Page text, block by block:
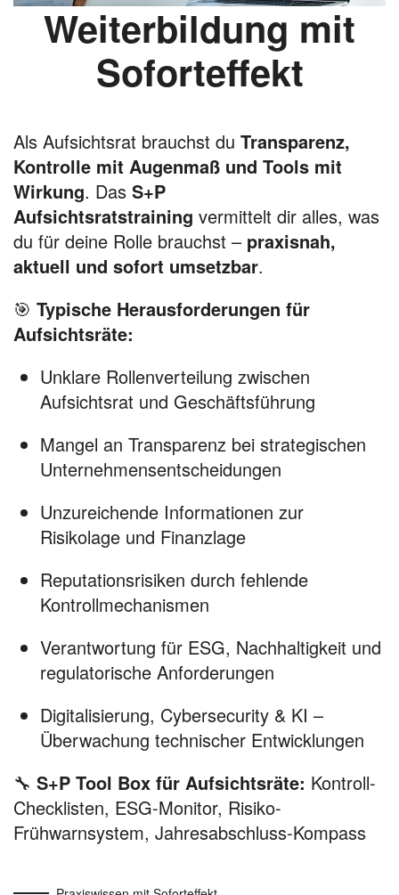
Weiterbildung mit
Soforteffekt
Als Aufsichtsrat brauchst du Transparenz,
Kontrolle mit Augenmaß und Tools mit
Wirkung. Das S+P
Aufsichtsratstraining vermittelt dir alles, was
du für deine Rolle brauchst – praxisnah,
aktuell und sofort umsetzbar.
🎯 Typische Herausforderungen für
Aufsichtsräte:
Unklare Rollenverteilung zwischen
Aufsichtsrat und Geschäftsführung
Mangel an Transparenz bei strategischen
Unternehmensentscheidungen
Unzureichende Informationen zur
Risikolage und Finanzlage
Reputationsrisiken durch fehlende
Kontrollmechanismen
Verantwortung für ESG, Nachhaltigkeit und
regulatorische Anforderungen
Digitalisierung, Cybersecurity & KI –
Überwachung technischer Entwicklungen
🔧 S+P Tool Box für Aufsichtsräte: Kontroll-
Checklisten, ESG-Monitor, Risiko-
Frühwarnsystem, Jahresabschluss-Kompass